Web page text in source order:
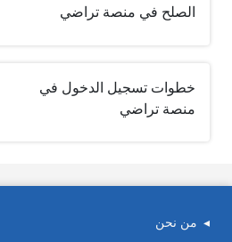
الصلح في منصة تراضي
خطوات تسجيل الدخول في
منصة تراضي
من نحن